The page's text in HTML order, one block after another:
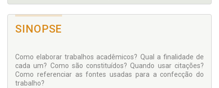
SINOPSE
Como elaborar trabalhos acadêmicos? Qual a finalidade de
cada um? Como são constituídos? Quando usar citações?
Como referenciar as fontes usadas para a confecção do
trabalho?